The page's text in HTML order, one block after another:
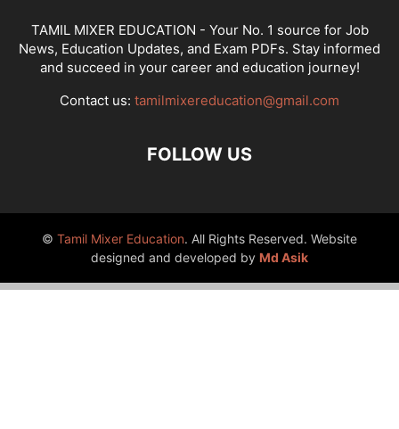
TAMIL MIXER EDUCATION - Your No. 1 source for Job
News, Education Updates, and Exam PDFs. Stay informed
and succeed in your career and education journey!
Contact us: tamilmixereducation@gmail.com
FOLLOW US
© Tamil Mixer Education. All Rights Reserved. Website
designed and developed by Md Asik